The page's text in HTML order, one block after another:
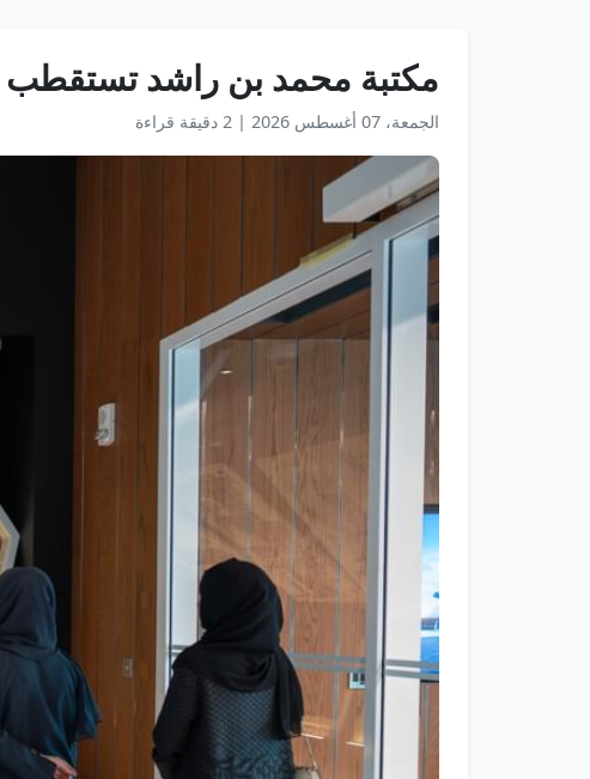
مكتبة محمد بن راشد تستقطب أكثر من 2.5 مليون زائر
الجمعة، 07 أغسطس 2026 | 2 دقيقة قراءة